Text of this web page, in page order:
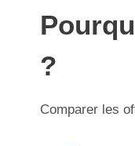
?
Comparer les